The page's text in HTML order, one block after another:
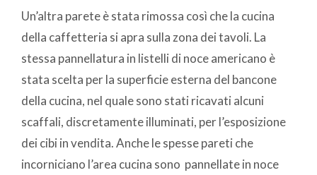
Un’altra parete è stata rimossa così che la cucina
della caffetteria si apra sulla zona dei tavoli. La
stessa pannellatura in listelli di noce americano è
stata scelta per la superficie esterna del bancone
della cucina, nel quale sono stati ricavati alcuni
scaffali, discretamente illuminati, per l’esposizione
dei cibi in vendita. Anche le spesse pareti che
incorniciano l’area cucina sono pannellate in noce